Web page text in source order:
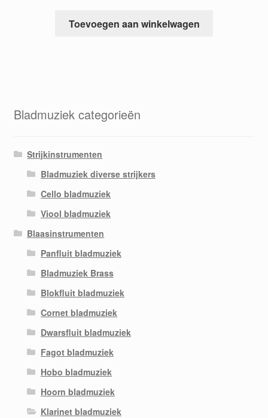
Toevoegen aan winkelwagen
Bladmuziek categorieën
Strijkinstrumenten
Bladmuziek diverse strijkers
Cello bladmuziek
Viool bladmuziek
Blaasinstrumenten
Panfluit bladmuziek
Bladmuziek Brass
Blokfluit bladmuziek
Cornet bladmuziek
Dwarsfluit bladmuziek
Fagot bladmuziek
Hobo bladmuziek
Hoorn bladmuziek
Klarinet bladmuziek